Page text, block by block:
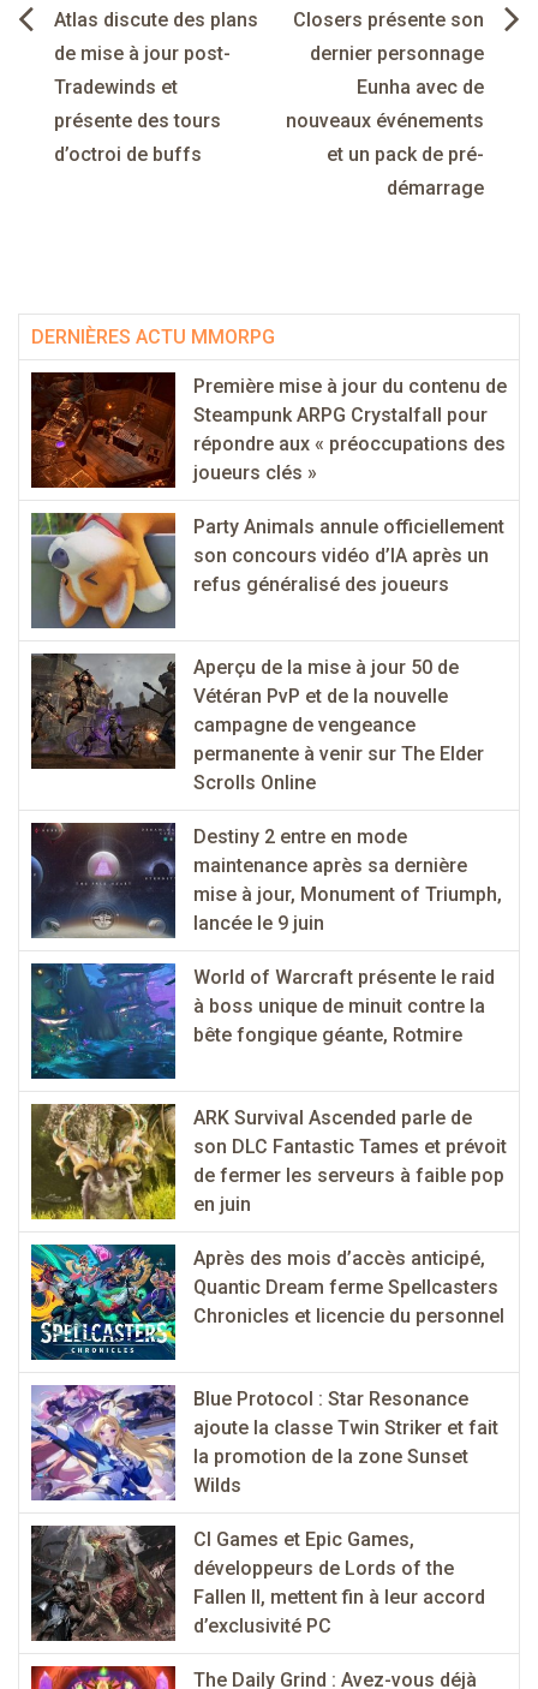
Navigation
de
l’article
Atlas discute des plans
de mise à jour post-
Tradewinds et
présente des tours
d’octroi de buffs
Closers présente son
dernier personnage
Eunha avec de
nouveaux événements
et un pack de pré-
démarrage
DERNIÈRES ACTU MMORPG
Première mise à jour du contenu de
Steampunk ARPG Crystalfall pour
répondre aux « préoccupations des
joueurs clés »
Party Animals annule officiellement
son concours vidéo d’IA après un
refus généralisé des joueurs
Aperçu de la mise à jour 50 de
Vétéran PvP et de la nouvelle
campagne de vengeance
permanente à venir sur The Elder
Scrolls Online
Destiny 2 entre en mode
maintenance après sa dernière
mise à jour, Monument of Triumph,
lancée le 9 juin
World of Warcraft présente le raid
à boss unique de minuit contre la
bête fongique géante, Rotmire
ARK Survival Ascended parle de
son DLC Fantastic Tames et prévoit
de fermer les serveurs à faible pop
en juin
Après des mois d’accès anticipé,
Quantic Dream ferme Spellcasters
Chronicles et licencie du personnel
Blue Protocol : Star Resonance
ajoute la classe Twin Striker et fait
la promotion de la zone Sunset
Wilds
CI Games et Epic Games,
développeurs de Lords of the
Fallen II, mettent fin à leur accord
d’exclusivité PC
The Daily Grind : Avez-vous déjà